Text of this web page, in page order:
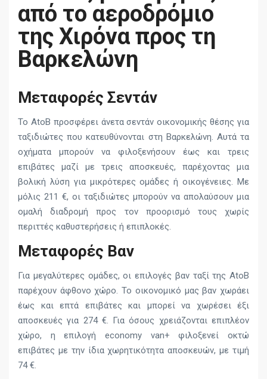
από το αεροδρόμιο
της Χιρόνα προς τη
Βαρκελώνη
Μεταφορές Σεντάν
Το AtoB προσφέρει άνετα σεντάν οικονομικής θέσης για
ταξιδιώτες που κατευθύνονται στη Βαρκελώνη. Αυτά τα
οχήματα μπορούν να φιλοξενήσουν έως και τρεις
επιβάτες μαζί με τρεις αποσκευές, παρέχοντας μια
βολική λύση για μικρότερες ομάδες ή οικογένειες. Με
μόλις 211 €, οι ταξιδιώτες μπορούν να απολαύσουν μια
ομαλή διαδρομή προς τον προορισμό τους χωρίς
περιττές καθυστερήσεις ή επιπλοκές.
Μεταφορές Βαν
Για μεγαλύτερες ομάδες, οι επιλογές βαν ταξί της AtoB
παρέχουν άφθονο χώρο. Το οικονομικό μας βαν χωράει
έως και επτά επιβάτες και μπορεί να χωρέσει έξι
αποσκευές για 274 €. Για όσους χρειάζονται επιπλέον
χώρο, η επιλογή economy van+ φιλοξενεί οκτώ
επιβάτες με την ίδια χωρητικότητα αποσκευών, με τιμή
74 €.